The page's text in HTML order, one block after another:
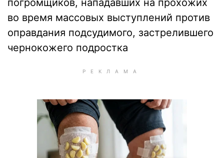
погромщиков, нападавших на прохожих
во время массовых выступлений против
оправдания подсудимого, застрелившего
чернокожего подростка